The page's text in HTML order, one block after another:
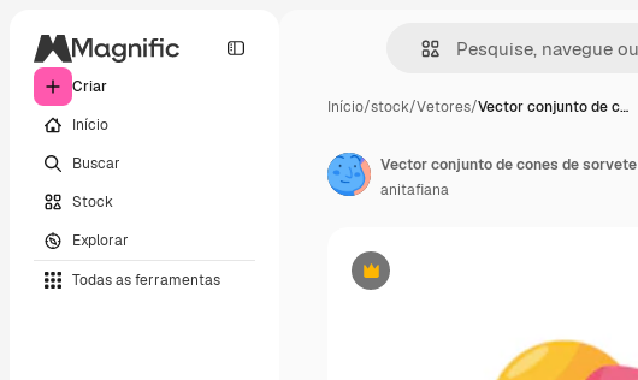
Criar
Início
Buscar
Stock
Explorar
Todas as ferramentas
Início/stock/Vetores/Vector conjunto de c…
Premium
Vector conjunto de cones de sorvete
anitafiana